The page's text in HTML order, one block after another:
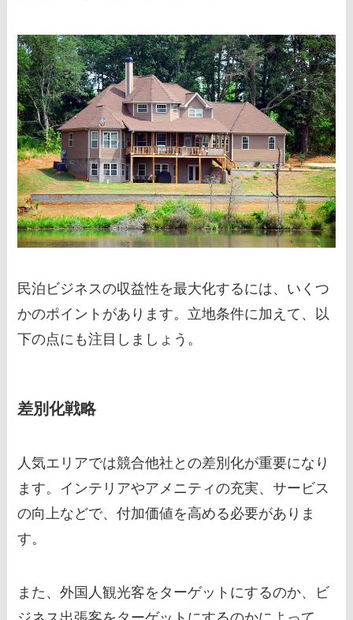
民泊ビジネスの収益性を最大化するには、いくつ
かのポイントがあります。立地条件に加えて、以
下の点にも注目しましょう。
差別化戦略
人気エリアでは競合他社との差別化が重要になり
ます。インテリアやアメニティの充実、サービス
の向上などで、付加価値を高める必要がありま
す。
また、外国人観光客をターゲットにするのか、ビ